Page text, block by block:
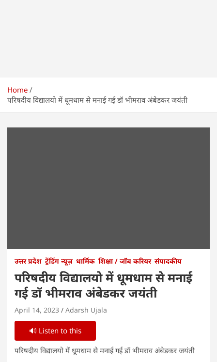
Home
परिषदीय विद्यालयो में धूमधाम से मनाई गई डॉ भीमराव अंबेडकर जयंती
उत्तर प्रदेश ट्रेंडिंग न्यूज़ धार्मिक शिक्षा / जॉब करियर संपादकीय
परिषदीय विद्यालयो में धूमधाम से मनाई
गई डॉ भीमराव अंबेडकर जयंती
April 14, 2023 Adarsh Ujala
🔊 Listen to this
परिषदीय विद्यालयो में धूमधाम से मनाई गई डॉ भीमराव अंबेडकर जयंती